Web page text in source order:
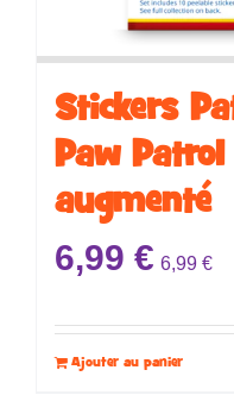
Stickers
Paw
augmenté
6,99 € 6,99 €
Ajouter au panier